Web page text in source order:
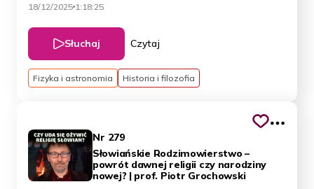
18/12/2025 1:18:25
Słuchaj Czytaj
Fizyka i astronomia Historia i filozofia
Nr 279
Słowiańskie Rodzimowierstwo –
powrót dawnej religii czy narodziny
nowej? | prof. Piotr Grochowski